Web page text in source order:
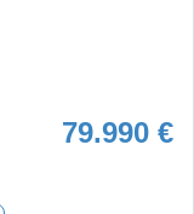
79.990 €